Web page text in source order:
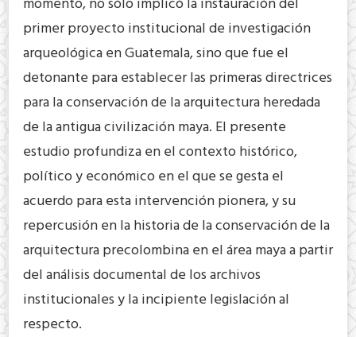
primer proyecto institucional de investigación
arqueológica en Guatemala, sino que fue el
detonante para establecer las primeras directrices
para la conservación de la arquitectura heredada
de la antigua civilización maya. El presente
estudio profundiza en el contexto histórico,
político y económico en el que se gesta el
acuerdo para esta intervención pionera, y su
repercusión en la historia de la conservación de la
arquitectura precolombina en el área maya a partir
del análisis documental de los archivos
institucionales y la incipiente legislación al
respecto.